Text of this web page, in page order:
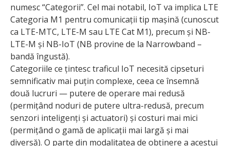
numesc “Categorii”. Cel mai notabil, IoT va implica LTE
Categoria M1 pentru comu­nicații tip mașină (cunoscut
ca LTE-MTC, LTE-M sau LTE Cat M1), precum și NB-
LTE-M și NB-IoT (NB provine de la Narrowband –
bandă îngustă).
Categoriile ce țintesc traficul IoT necesită cipseturi
semnificativ mai puțin complexe, ceea ce însemnă
două lucruri — putere de operare mai redusă
(permițând noduri de putere ultra-redusă, precum
senzori inteligenți și actuatori) și costuri mai mici
(permițând o gamă de aplicații mai largă și mai
diversă). O parte din modalitatea de obținere a acestui